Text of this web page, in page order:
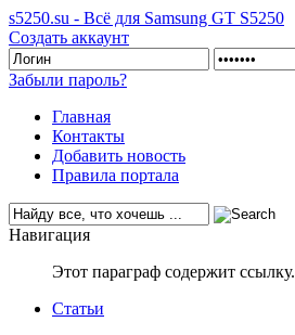
s5250.su - Всё для Samsung GT S5250
Создать аккаунт
Забыли пароль?
Главная
Контакты
Добавить новость
Правила портала
Навигация
Этот параграф содержит ссылку.
Статьи